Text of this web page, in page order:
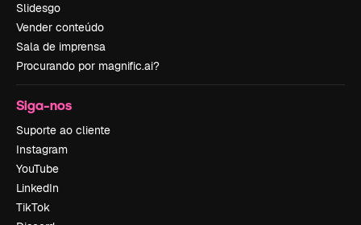
Slidesgo
Vender conteúdo
Sala de imprensa
Procurando por magnific.ai?
Siga-nos
Suporte ao cliente
Instagram
YouTube
LinkedIn
TikTok